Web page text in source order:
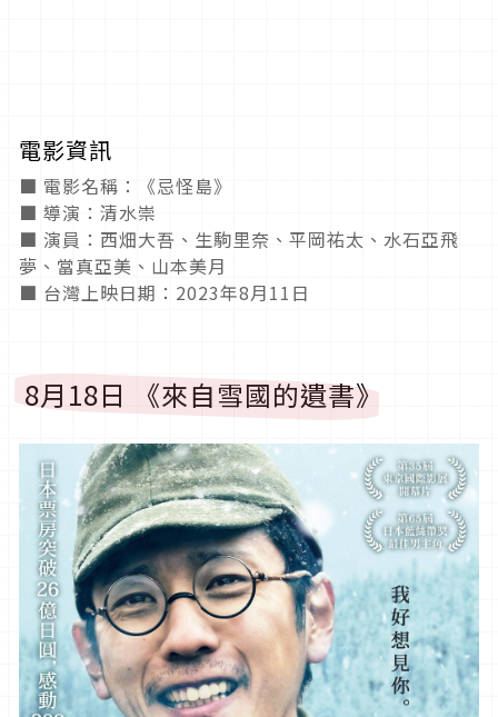
電影資訊
■ 電影名稱：《忌怪島》
■ 導演：清水崇
■ 演員：西畑大吾、生駒里奈、平岡祐太、水石亞飛
夢、當真亞美、山本美月
■ 台灣上映日期：2023年8月11日
8月18日 《來自雪國的遺書》